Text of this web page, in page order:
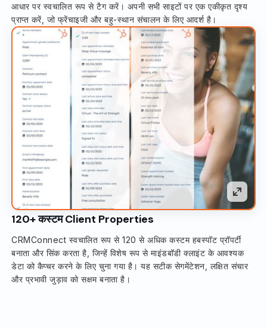
आधार पर स्वचालित रूप से टैग करें। अपनी सभी साइटों पर एक एकीकृत दृश्य
प्राप्त करें, जो फ्रेंचाइजी और बहु-स्थान संचालन के लिए आदर्श है।
120+ कस्टम Client Properties
CRMConnect स्वचालित रूप से 120 से अधिक कस्टम हबस्पॉट प्रॉपर्टी
बनाता और सिंक करता है, जिन्हें विशेष रूप से माइंडबॉडी क्लाइंट के आवश्यक
डेटा को कैप्चर करने के लिए चुना गया है। यह सटीक सेगमेंटेशन, लक्षित संचार
और प्रभावी जुड़ाव को सक्षम बनाता है।